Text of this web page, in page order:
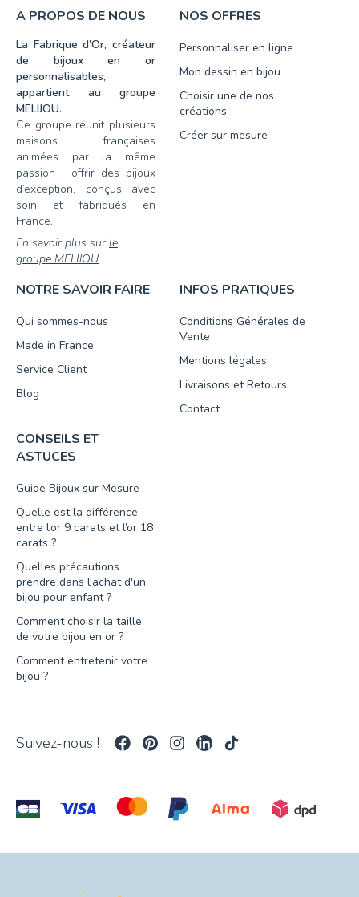
A PROPOS DE NOUS
La Fabrique d’Or, créateur
de bijoux en or
personnalisables,
appartient au groupe
MELIJOU.
Ce groupe réunit plusieurs
maisons françaises
animées par la même
passion : offrir des bijoux
d’exception, conçus avec
soin et fabriqués en
France.
En savoir plus sur le
groupe MELIJOU
NOS OFFRES
Personnaliser en ligne
Mon dessin en bijou
Choisir une de nos
créations
Créer sur mesure
NOTRE SAVOIR FAIRE
Qui sommes-nous
Made in France
Service Client
Blog
INFOS PRATIQUES
Conditions Générales de
Vente
Mentions légales
Livraisons et Retours
Contact
CONSEILS ET
ASTUCES
Guide Bijoux sur Mesure
Quelle est la différence
entre l’or 9 carats et l’or 18
carats ?
Quelles précautions
prendre dans l'achat d'un
bijou pour enfant ?
Comment choisir la taille
de votre bijou en or ?
Comment entretenir votre
bijou ?
Suivez-nous !